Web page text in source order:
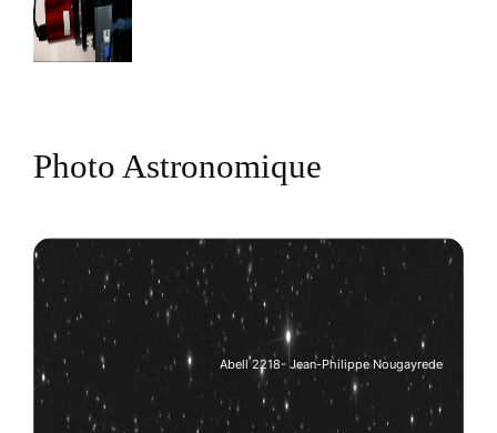
Photo Astronomique
Abell 2218- Jean-Philippe Nougayrede